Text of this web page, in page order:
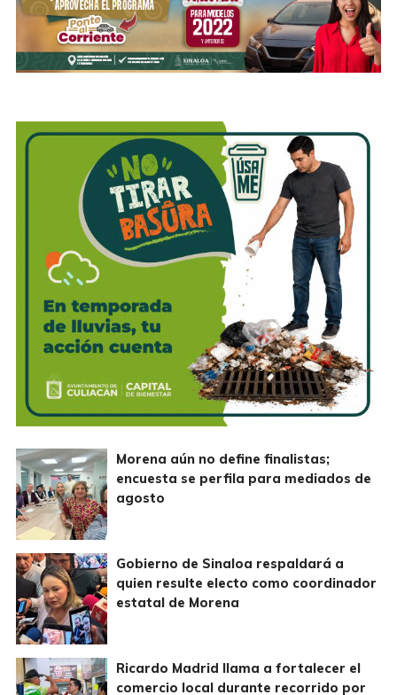
Morena aún no define finalistas;
encuesta se perfila para mediados de
agosto
Gobierno de Sinaloa respaldará a
quien resulte electo como coordinador
estatal de Morena
Ricardo Madrid llama a fortalecer el
comercio local durante recorrido por